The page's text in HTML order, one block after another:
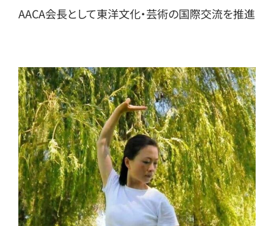
AACA会長として東洋文化・芸術の国際交流を推進